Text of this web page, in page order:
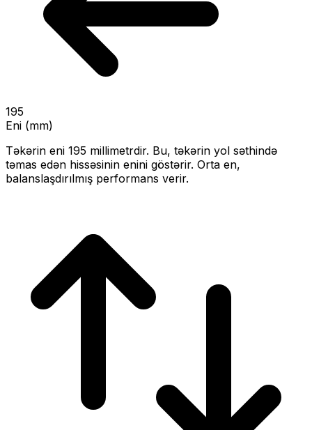
195
Eni (mm)
Təkərin eni 195 millimetrdir. Bu, təkərin yol səthində
təmas edən hissəsinin enini göstərir. Orta en,
balanslaşdırılmış performans verir.